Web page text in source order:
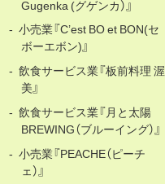
Gugenka (グゲンカ）』
小売業『C’est BO et BON(セ
ボーエボン)』
飲食サービス業『板前料理 渥
美』
飲食サービス業『月と太陽
BREWING（ブルーイング）』
小売業『PEACHE（ピーチ
ェ）』